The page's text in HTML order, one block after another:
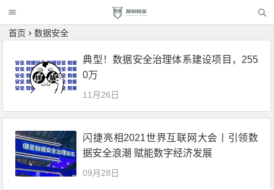
首页 数据安全
典型！数据安全治理体系建设项目，255
0万
11月26日
闪捷亮相2021世界互联网大会丨引领数
据安全浪潮 赋能数字经济发展
09月28日